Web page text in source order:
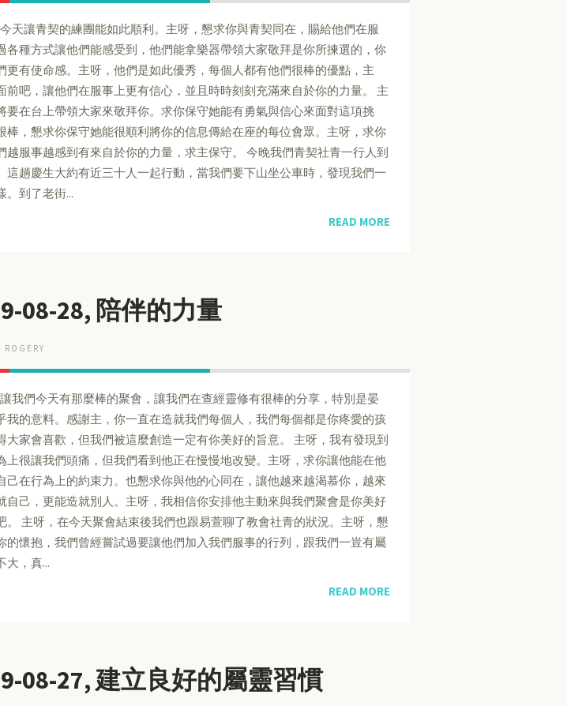
天讓青契的練團能如此順利。主呀，懇求你與青契同在，賜給他們在服
各種方式讓他們能感受到，他們能拿樂器帶領大家敬拜是你所揀選的，你
更有使命感。主呀，他們是如此優秀，每個人都有他們很棒的優點，主
前吧，讓他們在服事上更有信心，並且時時刻刻充滿來自於你的力量。 主
要在台上帶領大家來敬拜你。求你保守她能有勇氣與信心來面對這項挑
棒，懇求你保守她能很順利將你的信息傳給在座的每位會眾。主呀，求你
服事越感到有來自於你的力量，求主保守。 今晚我們青契社青一行人到
這趟慶生大約有近三十人一起行動，當我們要下山坐公車時，發現我們一
。到了老街...
READ MORE
08-28, 陪伴的力量
ROGERY
我們今天有那麼棒的聚會，讓我們在查經靈修有很棒的分享，特別是晏
我的意料。感謝主，你一直在造就我們每個人，我們每個都是你疼愛的孩
家會喜歡，但我們被這麼創造一定有你美好的旨意。 主呀，我有發現到
上很讓我們頭痛，但我們看到他正在慢慢地改變。主呀，求你讓他能在他
己在行為上的約束力。也懇求你與他的心同在，讓他越來越渴慕你，越來
自己，更能造就別人。主呀，我相信你安排他主動來與我們聚會是你美好
。 主呀，在今天聚會結束後我們也跟易萱聊了教會社青的狀況。主呀，懇
的懷抱，我們曾經嘗試過要讓他們加入我們服事的行列，跟我們一豈有屬
大，真...
READ MORE
08-27, 建立良好的屬靈習慣